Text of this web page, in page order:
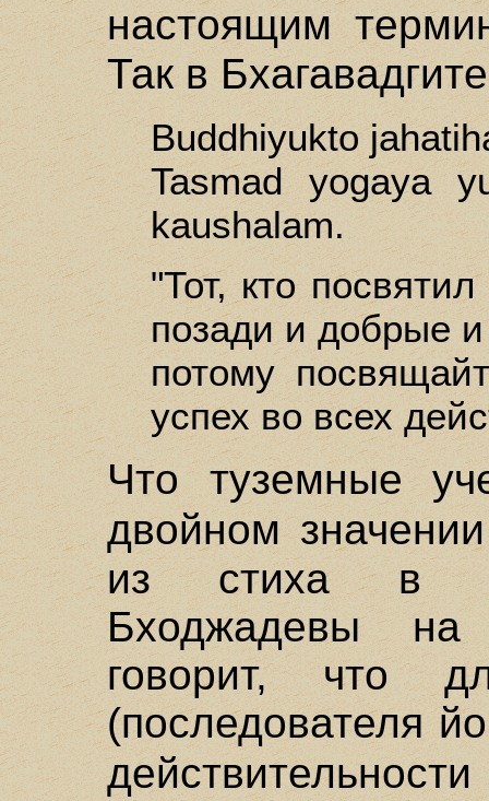
настоящим
Так в
Buddhiyukto
Tasmad yogaya
kaushalam.
"Тот, кто
позади и добрые
потому
успех во всех
Что туземные
двойном
из стиха в
Бходжадевы
говорит, что
(последователя